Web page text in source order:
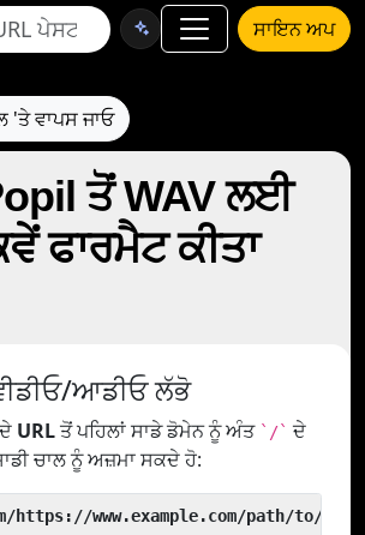
ਸਾਇਨ ਅਪ
'ਤੇ ਵਾਪਸ ਜਾਓ
ਤੋਂ WAV ਲਈ
ਫਾਰਮੈਟ ਕੀਤਾ
ਆਡੀਓ ਲੱਭੋ
URLਤੋਂ ਪਹਿਲਾਂ ਸਾਡੇ ਡੋਮੇਨ ਨੂੰ ਅੰਤ `/` ਦੇ
ਚਾਲ ਨੂੰ ਅਜ਼ਮਾ ਸਕਦੇ ਹੋ:
https://www.example.com/path/to/